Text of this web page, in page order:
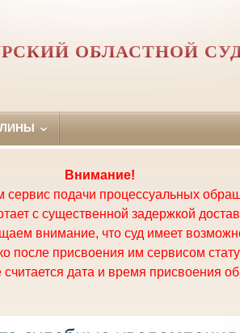
ОБЛАСТНОЙ
Внимание!
подачи процессуальных
с существенной задержкой
внимание, что суд имеет
после присвоения им сервисом
дата и время присвоения